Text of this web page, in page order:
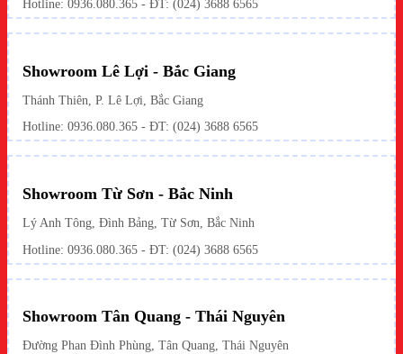
Hotline: 0936.080.365 - ĐT: (024) 3688 6565
Showroom Lê Lợi - Bắc Giang
Thánh Thiên, P. Lê Lợi, Bắc Giang
Hotline: 0936.080.365 - ĐT: (024) 3688 6565
Showroom Từ Sơn - Bắc Ninh
Lý Anh Tông, Đình Bảng, Từ Sơn, Bắc Ninh
Hotline: 0936.080.365 - ĐT: (024) 3688 6565
Showroom Tân Quang - Thái Nguyên
Đường Phan Đình Phùng, Tân Quang, Thái Nguyên